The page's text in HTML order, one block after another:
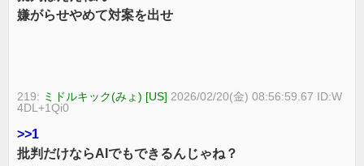
嫌がらせやめて対案を出せ
219: ミドルキック(みょ) [US] 2026/02/20(金) 08:56:59.67 ID:W
4DL+1Qi0
>>1
批判だけならAIでもできるんじゃね？